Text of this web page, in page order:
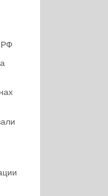
РФ